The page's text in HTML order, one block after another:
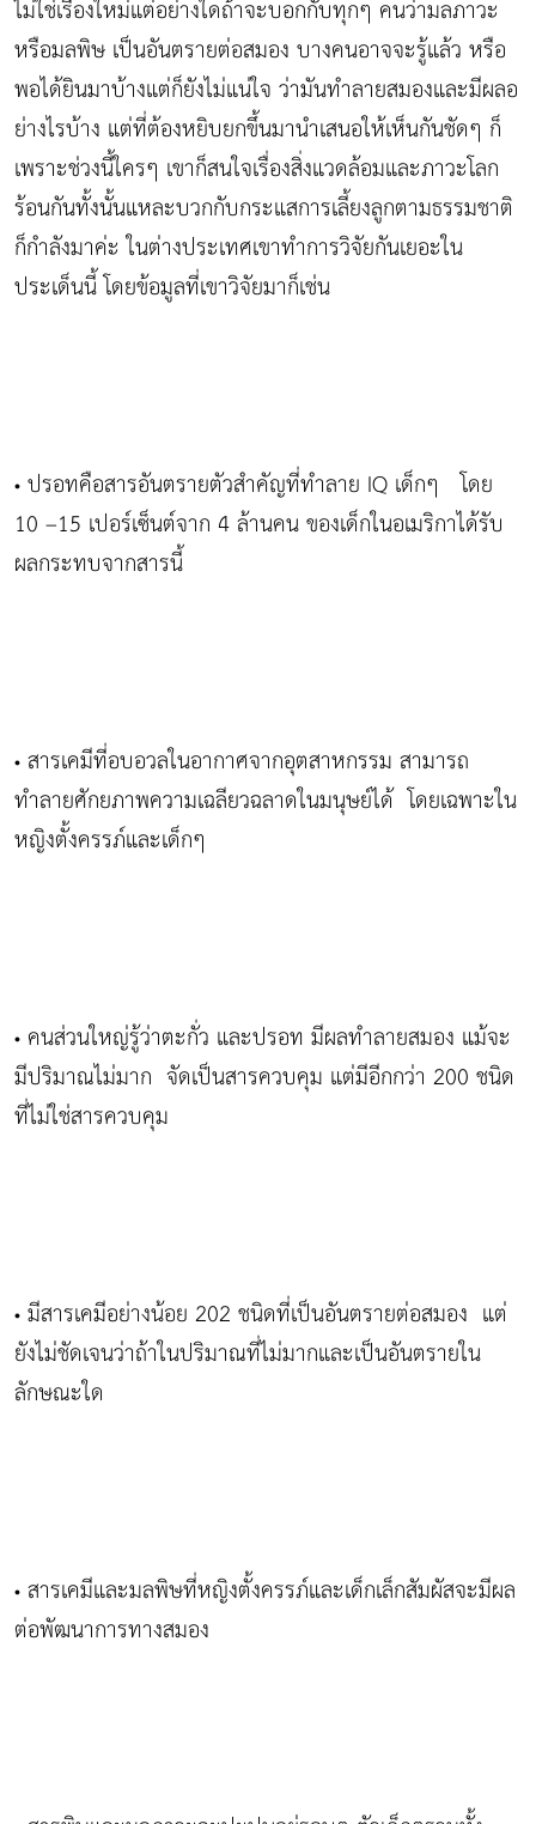
ไม่ใช่เรื่องใหม่แต่อย่างใดถ้าจะบอกกับทุกๆ คนว่ามลภาวะ
หรือมลพิษ เป็นอันตรายต่อสมอง บางคนอาจจะรู้แล้ว หรือ
พอได้ยินมาบ้างแต่ก็ยังไม่แน่ใจ ว่ามันทำลายสมองและมีผลอ
ย่างไรบ้าง แต่ที่ต้องหยิบยกขึ้นมานำเสนอให้เห็นกันชัดๆ ก็
เพราะช่วงนี้ใครๆ เขาก็สนใจเรื่องสิ่งแวดล้อมและภาวะโลก
ร้อนกันทั้งนั้นแหละบวกกับกระแสการเลี้ยงลูกตามธรรมชาติ
ก็กำลังมาค่ะ ในต่างประเทศเขาทำการวิจัยกันเยอะใน
ประเด็นนี้ โดยข้อมูลที่เขาวิจัยมาก็เช่น
• ปรอทคือสารอันตรายตัวสำคัญที่ทำลาย IQ เด็กๆ โดย
10 –15 เปอร์เซ็นต์จาก 4 ล้านคน ของเด็กในอเมริกาได้รับ
ผลกระทบจากสารนี้
• สารเคมีที่อบอวลในอากาศจากอุตสาหกรรม สามารถ
ทำลายศักยภาพความเฉลียวฉลาดในมนุษย์ได้ โดยเฉพาะใน
หญิงตั้งครรภ์และเด็กๆ
• คนส่วนใหญ่รู้ว่าตะกั่ว และปรอท มีผลทำลายสมอง แม้จะ
มีปริมาณไม่มาก จัดเป็นสารควบคุม แต่มีอีกกว่า 200 ชนิด
ที่ไม่ใช่สารควบคุม
• มีสารเคมีอย่างน้อย 202 ชนิดที่เป็นอันตรายต่อสมอง แต่
ยังไม่ชัดเจนว่าถ้าในปริมาณที่ไม่มากและเป็นอันตรายใน
ลักษณะใด
• สารเคมีและมลพิษที่หญิงตั้งครรภ์และเด็กเล็กสัมผัสจะมีผล
ต่อพัฒนาการทางสมอง